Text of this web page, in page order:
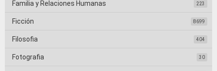
Familia y Relaciones Humanas 223
Ficción 8699
Filosofia 404
Fotografia 30